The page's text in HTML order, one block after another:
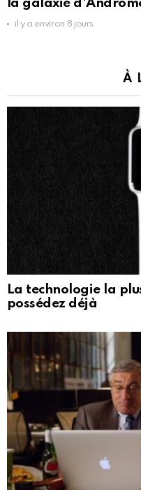
la galaxie
il y a environ 8 jours
À
La technologie la
possédez déjà